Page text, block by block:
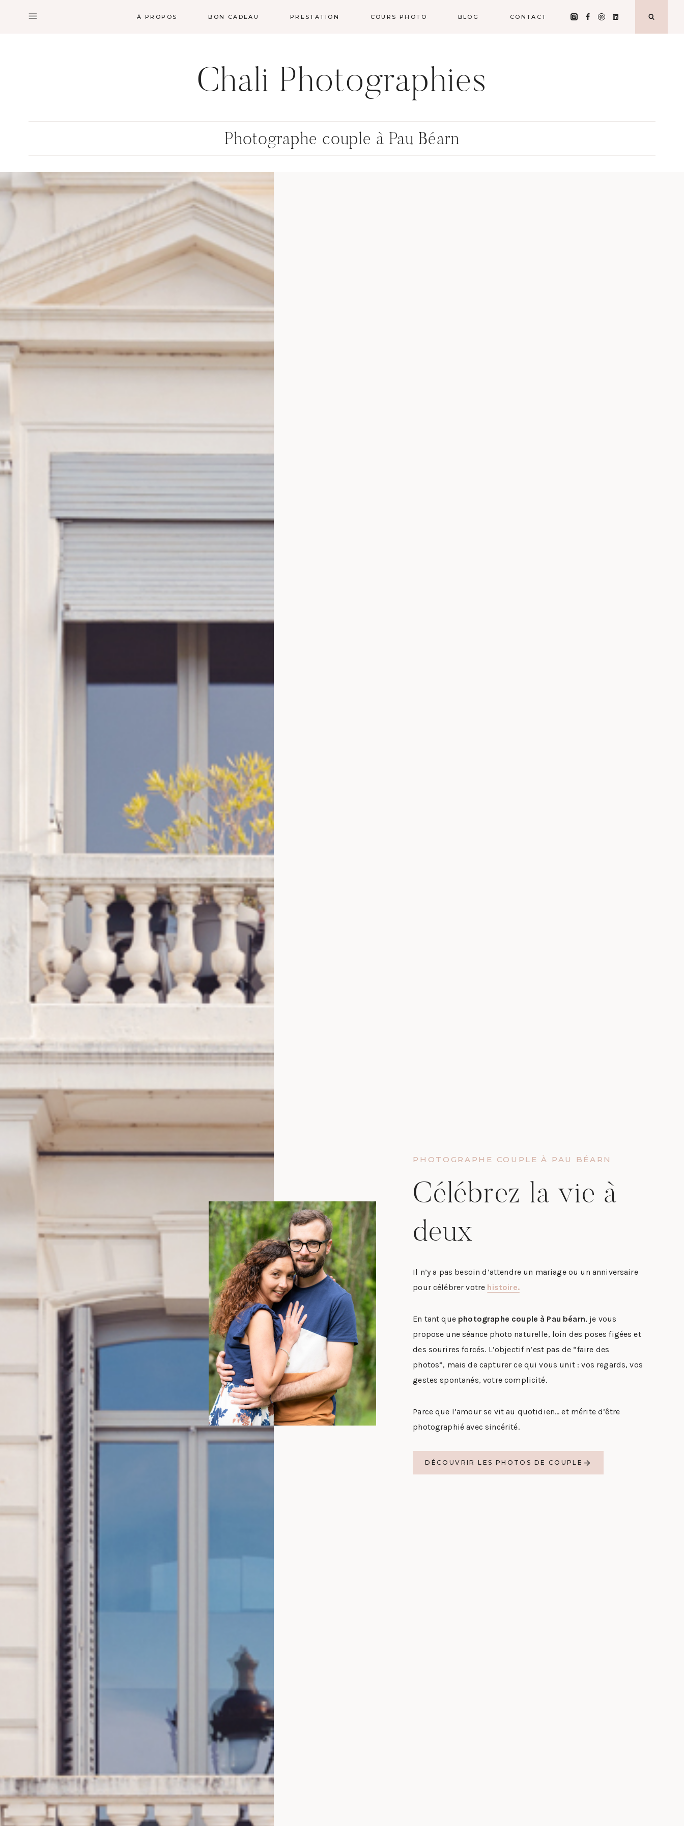
À PROPOS BON CADEAU PRESTATION COURS PHOTO BLOG CONTACT
Chali Photographies
Bienvenue, je suis Céline
CONSEIL PHOTO
ENTREPRISE
Photographe couple à Pau Béarn
PHOTOGRAPHE COUPLE À PAU BÉARN
Célébrez la vie à
deux
Il n’y a pas besoin d’attendre un mariage ou un anniversaire
pour célébrer votre histoire.
En tant que photographe couple à Pau béarn, je vous
propose une séance photo naturelle, loin des poses figées et
des sourires forcés. L’objectif n’est pas de “faire des
photos”, mais de capturer ce qui vous unit : vos regards, vos
gestes spontanés, votre complicité.
Parce que l’amour se vit au quotidien… et mérite d’être
photographié avec sincérité.
DÉCOUVRIR LES PHOTOS DE COUPLE